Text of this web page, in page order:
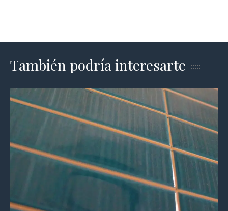
También podría interesarte